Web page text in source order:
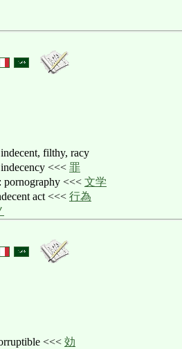
filthy, racy
<<< 罪
<<< 文学
act <<< 行為
<<< 効